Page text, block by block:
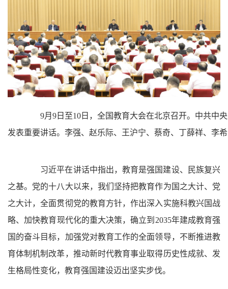
9月9日至10日，全国教育大会在北京召开。中共中
发表重要讲话。李强、赵乐际、王沪宁、蔡奇、丁薛祥、李
习近平在讲话中指出，教育是强国建设、民族复兴
之基。党的十八大以来，我们坚持把教育作为国之大计、党
之大计，全面贯彻党的教育方针，作出深入实施科教兴国战
略、加快教育现代化的重大决策，确立到2035年建成教育强
国的奋斗目标，加强党对教育工作的全面领导，不断推进教
育体制机制改革，推动新时代教育事业取得历史性成就、发
生格局性变化，教育强国建设迈出坚实步伐。